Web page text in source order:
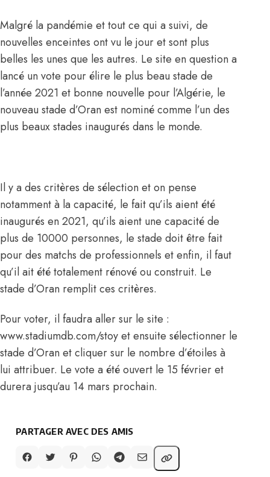
Malgré la pandémie et tout ce qui a suivi, de
nouvelles enceintes ont vu le jour et sont plus
belles les unes que les autres. Le site en question a
lancé un vote pour élire le plus beau stade de
l’année 2021 et bonne nouvelle pour l’Algérie, le
nouveau stade d’Oran est nominé comme l’un des
plus beaux stades inaugurés dans le monde.
Il y a des critères de sélection et on pense
notamment à la capacité, le fait qu’ils aient été
inaugurés en 2021, qu’ils aient une capacité de
plus de 10000 personnes, le stade doit être fait
pour des matchs de professionnels et enfin, il faut
qu’il ait été totalement rénové ou construit. Le
stade d’Oran remplit ces critères.
Pour voter, il faudra aller sur le site :
www.stadiumdb.com/stoyet ensuite sélectionner le
stade d’Oran et cliquer sur le nombre d’étoiles à
lui attribuer. Le vote a été ouvert le 15 février et
durera jusqu’au 14 mars prochain.
PARTAGER AVEC DES AMIS